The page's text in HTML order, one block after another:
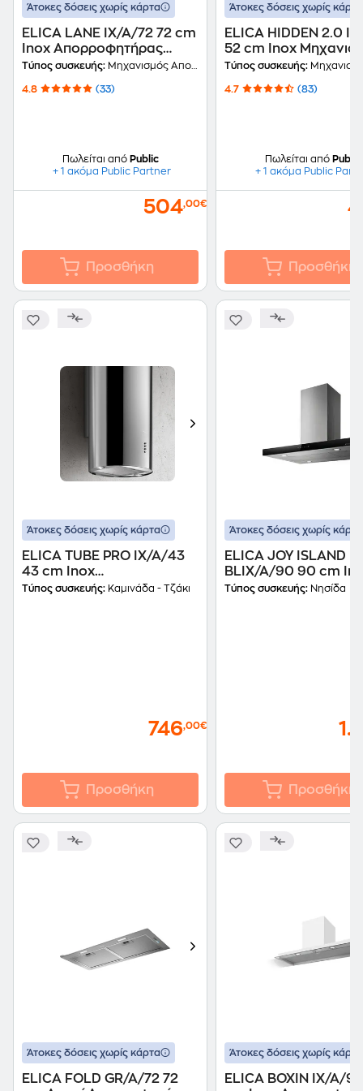
Άτοκες δόσεις χωρίς κάρτα
ELICA LANE IX/A/72 72 cm
Inox Απορροφητήρας
Μηχανισμός
Τύπος συσκευής: Μηχανισμός Απορρόφησης
4.8 (33)
Πωλείται από Public
+ 1 ακόμα Public Partner
504,00€
Προσθήκη
Άτοκες δόσεις χωρίς κάρτα
ELICA HIDDEN 2.0
52 cm Inox
Απορρόφησης
Τύπος συσκευής: Μηχανισμός
4.7 (83)
Πωλείται από Public
+ 1 ακόμα Public
Προσθήκη
Άτοκες δόσεις χωρίς κάρτα
ELICA TUBE PRO IX/A/43
43 cm Inox
Απορροφητήρας Καμινάδα
Τύπος συσκευής: Καμινάδα - Τζάκι
746,00€
Προσθήκη
Άτοκες δόσεις χωρίς κάρτα
ELICA JOY ISLAND
BLIX/A/90 90 cm
Απορροφητήρας
Τύπος συσκευής: Νησίδα
Προσθήκη
Άτοκες δόσεις χωρίς κάρτα
ELICA FOLD GR/A/72 72
Άτοκες δόσεις χωρίς κάρτα
ELICA BOXIN IX/A/